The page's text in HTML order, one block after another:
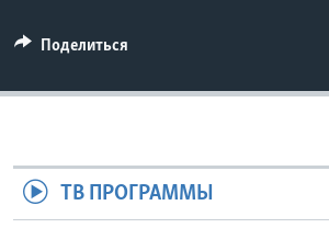
Поделиться
ТВ ПРОГРАММЫ